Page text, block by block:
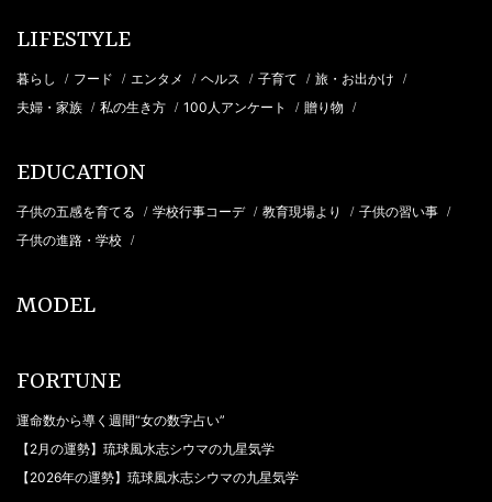
LIFESTYLE
暮らし / フード / エンタメ / ヘルス / 子育て / 旅・お出かけ /
夫婦・家族 / 私の生き方 / 100人アンケート / 贈り物 /
EDUCATION
子供の五感を育てる / 学校行事コーデ / 教育現場より / 子供の習い事 /
子供の進路・学校 /
MODEL
FORTUNE
運命数から導く週間“女の数字占い”
【2月の運勢】琉球風水志シウマの九星気学
【2026年の運勢】琉球風水志シウマの九星気学